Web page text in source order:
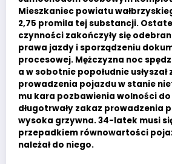
Mieszkaniec powiatu
2,75 promila tej substancji.
czynności zakończyły się
prawa jazdy i sporządzeniu
procesowej. Mężczyzna noc
a w sobotnie popołudnie usłyszał
prowadzenia pojazdu w stanie
mu kara pozbawienia wolności
długotrwały zakaz prowadzenia
wysoka grzywna. 34-latek musi
przepadkiem równowartości
należał do niego.